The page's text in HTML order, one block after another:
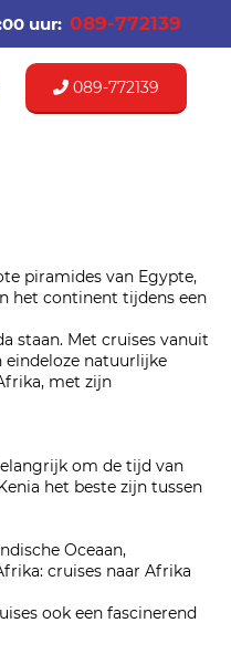
uur: 089-772139
089-772139
piramides van Egypte,
het continent tijdens een
staan. Met cruises vanuit
eindeloze natuurlijke
met zijn
om de tijd van
het beste zijn tussen
Oceaan,
cruises naar Afrika
ook een fascinerend